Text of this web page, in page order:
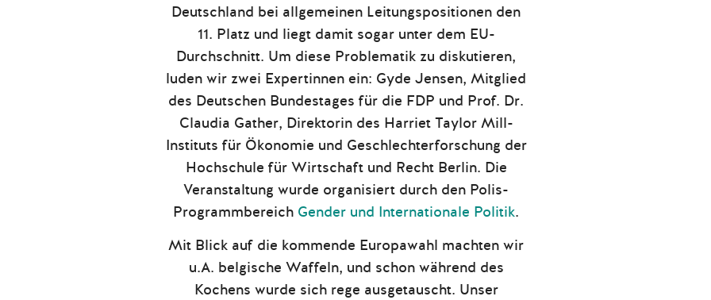
Deutschland bei allgemeinen Leitungspositionen den
11. Platz und liegt damit sogar unter dem EU-
Durchschnitt. Um diese Problematik zu diskutieren,
luden wir zwei Expertinnen ein: Gyde Jensen, Mitglied
des Deutschen Bundestages für die FDP und Prof. Dr.
Claudia Gather, Direktorin des Harriet Taylor Mill-
Instituts für Ökonomie und Geschlechterforschung der
Hochschule für Wirtschaft und Recht Berlin. Die
Veranstaltung wurde organisiert durch den Polis-
Programmbereich Gender und Internationale Politik.
Mit Blick auf die kommende Europawahl machten wir
u.A. belgische Waffeln, und schon während des
Kochens wurde sich rege ausgetauscht. Unser